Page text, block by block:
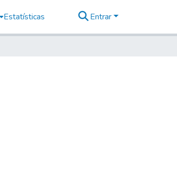
Estatísticas Entrar